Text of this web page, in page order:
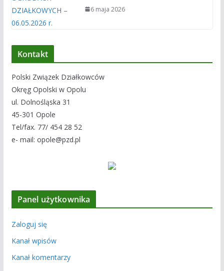
6 maja 2026
Kontakt
Polski Związek Działkowców
Okręg Opolski w Opolu
ul. Dolnośląska 31
45-301 Opole
Tel/fax. 77/ 454 28 52
e- mail: opole@pzd.pl
Panel użytkownika
Zaloguj się
Kanał wpisów
Kanał komentarzy